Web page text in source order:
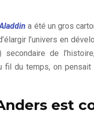
a été un gros
l’univers en
de
fil du temps, on pensait
est